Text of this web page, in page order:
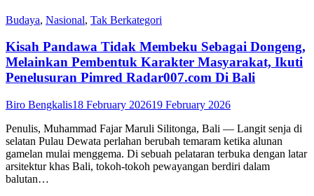
Budaya, Nasional, Tak Berkategori
Kisah Pandawa Tidak Membeku Sebagai Dongeng,
Melainkan Pembentuk Karakter Masyarakat, Ikuti
Penelusuran Pimred Radar007.com Di Bali
Biro Bengkalis18 February 202619 February 2026
Penulis, Muhammad Fajar Maruli Silitonga, Bali — Langit senja di
selatan Pulau Dewata perlahan berubah temaram ketika alunan
gamelan mulai menggema. Di sebuah pelataran terbuka dengan latar
arsitektur khas Bali, tokoh-tokoh pewayangan berdiri dalam
balutan…